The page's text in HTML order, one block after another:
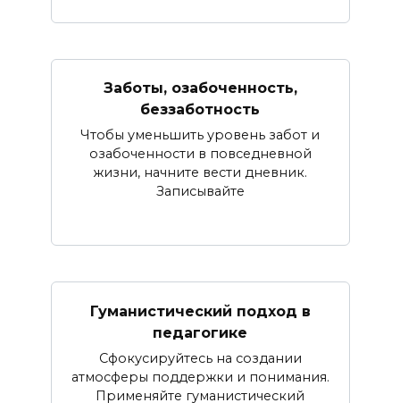
Заботы, озабоченность,
беззаботность
Чтобы уменьшить уровень забот и
озабоченности в повседневной
жизни, начните вести дневник.
Записывайте
Гуманистический подход в
педагогике
Сфокусируйтесь на создании
атмосферы поддержки и понимания.
Применяйте гуманистический